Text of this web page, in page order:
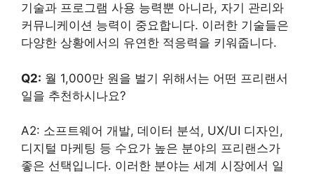
기술과 프로그램 사용 능력뿐 아니라, 자기 관리와
커뮤니케이션 능력이 중요합니다. 이러한 기술들은
다양한 상황에서의 유연한 적응력을 키워줍니다.
Q2: 월 1,000만 원을 벌기 위해서는 어떤 프리랜서
일을 추천하시나요?
A2: 소프트웨어 개발, 데이터 분석, UX/UI 디자인,
디지털 마케팅 등 수요가 높은 분야의 프리랜스가
좋은 선택입니다. 이러한 분야는 세계 시장에서 일